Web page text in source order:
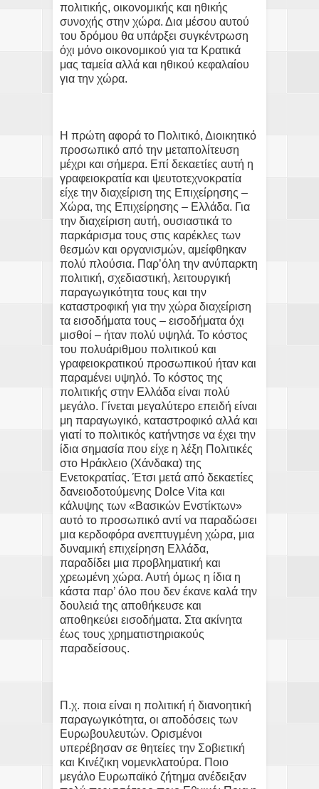
πολιτικής, οικονομικής και ηθικής
συνοχής στην χώρα. Δια μέσου αυτού
του δρόμου θα υπάρξει συγκέντρωση
όχι μόνο οικονομικού για τα Κρατικά
μας ταμεία αλλά και ηθικού κεφαλαίου
για την χώρα.
Η πρώτη αφορά το Πολιτικό, Διοικητικό
προσωπικό από την μεταπολίτευση
μέχρι και σήμερα. Επί δεκαετίες αυτή η
γραφειοκρατία και ψευτοτεχνοκρατία
είχε την διαχείριση της Επιχείρησης –
Χώρα, της Επιχείρησης – Ελλάδα. Για
την διαχείριση αυτή, ουσιαστικά το
παρκάρισμα τους στις καρέκλες των
θεσμών και οργανισμών, αμείφθηκαν
πολύ πλούσια. Παρ’όλη την ανύπαρκτη
πολιτική, σχεδιαστική, λειτουργική
παραγωγικότητα τους και την
καταστροφική για την χώρα διαχείριση
τα εισοδήματα τους – εισοδήματα όχι
μισθοί – ήταν πολύ υψηλά. Το κόστος
του πολυάριθμου πολιτικού και
γραφειοκρατικού προσωπικού ήταν και
παραμένει υψηλό. Το κόστος της
πολιτικής στην Ελλάδα είναι πολύ
μεγάλο. Γίνεται μεγαλύτερο επειδή είναι
μη παραγωγικό, καταστροφικό αλλά και
γιατί το πολιτικός κατήντησε να έχει την
ίδια σημασία που είχε η λέξη Πολιτικές
στο Ηράκλειο (Χάνδακα) της
Ενετοκρατίας. Έτσι μετά από δεκαετίες
δανειοδοτούμενης Dolce Vita και
κάλυψης των «Βασικών Ενστίκτων»
αυτό το προσωπικό αντί να παραδώσει
μια κερδοφόρα ανεπτυγμένη χώρα, μια
δυναμική επιχείρηση Ελλάδα,
παραδίδει μια προβληματική και
χρεωμένη χώρα. Αυτή όμως η ίδια η
κάστα παρ’ όλο που δεν έκανε καλά την
δουλειά της αποθήκευσε και
αποθηκεύει εισοδήματα. Στα ακίνητα
έως τους χρηματιστηριακούς
παραδείσους.
Π.χ. ποια είναι η πολιτική ή διανοητική
παραγωγικότητα, οι αποδόσεις των
Ευρωβουλευτών. Ορισμένοι
υπερέβησαν σε θητείες την Σοβιετική
και Κινέζικη νομενκλατούρα. Ποιο
μεγάλο Ευρωπαϊκό ζήτημα ανέδειξαν